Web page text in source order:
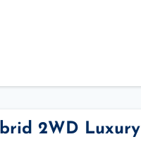
2WD Luxury